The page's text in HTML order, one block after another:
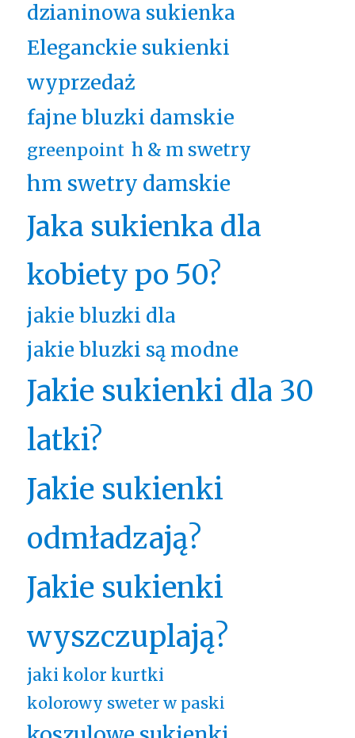
dzianinowa sukienka
Eleganckie sukienki
wyprzedaż
fajne bluzki damskie
greenpoint h & m swetry
hm swetry damskie
Jaka sukienka dla
kobiety po 50?
jakie bluzki dla
jakie bluzki są modne
Jakie sukienki dla 30
latki?
Jakie sukienki
odmładzają?
Jakie sukienki
wyszczuplają?
jaki kolor kurtki
kolorowy sweter w paski